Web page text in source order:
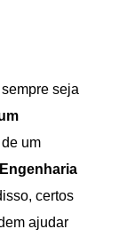
seja
um
Engenharia
certos
ajudar